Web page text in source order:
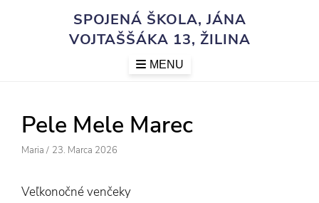
SPOJENÁ ŠKOLA, JÁNA
VOJTAŠŠÁKA 13, ŽILINA
MENU
Pele Mele Marec
Author
Maria / Posted
23. Marca 2026
Veľkonočné venčeky